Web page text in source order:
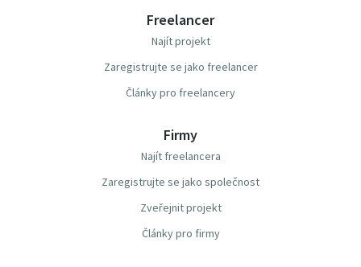
Freelancer
Najít projekt
Zaregistrujte se jako freelancer
Články pro freelancery
Firmy
Najít freelancera
Zaregistrujte se jako společnost
Zveřejnit projekt
Články pro firmy